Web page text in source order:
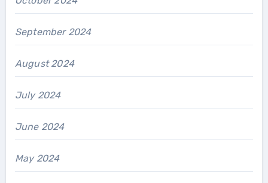
September 2024
August 2024
July 2024
June 2024
May 2024